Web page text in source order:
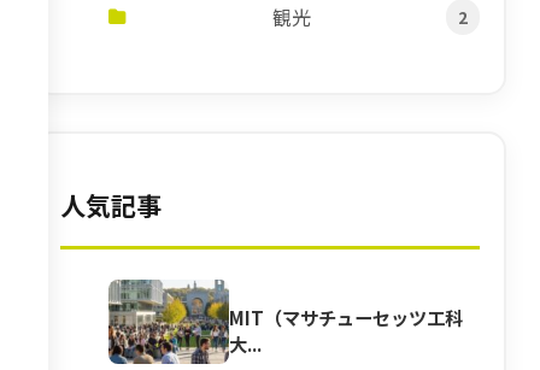
観光 2
人気記事
MIT（マサチューセッツ工科
大...